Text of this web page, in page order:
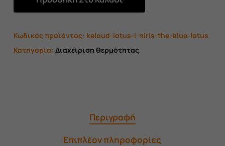
Κωδικός προϊόντος: kaloud-lotus-i-niris-the-blue-lotus
Κατηγορία: Διαχείριση θερμότητας
Περιγραφή
Επιπλέον πληροφορίες